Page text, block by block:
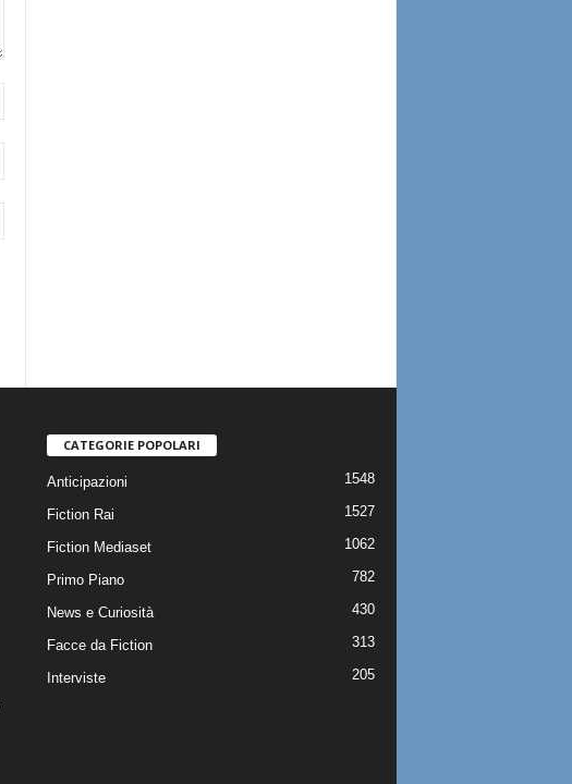
CATEGORIE POPOLARI
Anticipazioni 1548
Fiction Rai 1527
Fiction Mediaset 1062
Primo Piano 782
News e Curiosità 430
Facce da Fiction 313
Interviste 205